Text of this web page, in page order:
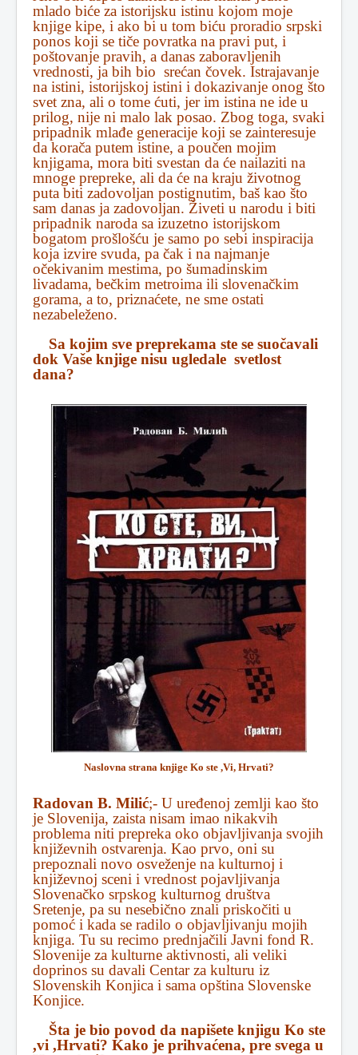
mlado biće za istorijsku istinu kojom moje
knjige kipe, i ako bi u tom biću proradio srpski
ponos koji se tiče povratka na pravi put, i
poštovanje pravih, a danas zaboravljenih
vrednosti, ja bih bio srećan čovek. Istrajavanje
na istini, istorijskoj istini i dokazivanje onog što
svet zna, ali o tome ćuti, jer im istina ne ide u
prilog, nije ni malo lak posao. Zbog toga, svaki
pripadnik mlađe generacije koji se zainteresuje
da korača putem istine, a poučen mojim
knjigama, mora biti svestan da će nailaziti na
mnoge prepreke, ali da će na kraju životnog
puta biti zadovoljan postignutim, baš kao što
sam danas ja zadovoljan. Živeti u narodu i biti
pripadnik naroda sa izuzetno istorijskom
bogatom prošlošću je samo po sebi inspiracija
koja izvire svuda, pa čak i na najmanje
očekivanim mestima, po šumadinskim
livadama, bečkim metroima ili slovenačkim
gorama, a to, priznaćete, ne sme ostati
nezabeleženo.
Sa kojim sve preprekama ste se suočavali
dok Vaše knjige nisu ugledale svetlost
dana?
Naslovna strana knjige Ko ste ,Vi, Hrvati?
Radovan B. Milić;- U uređenoj zemlji kao što
je Slovenija, zaista nisam imao nikakvih
problema niti prepreka oko objavljivanja svojih
književnih ostvarenja. Kao prvo, oni su
prepoznali novo osveženje na kulturnoj i
književnoj sceni i vrednost pojavljivanja
Slovenačko srpskog kulturnog društva
Sretenje, pa su nesebično znali priskočiti u
pomoć i kada se radilo o objavljivanju mojih
knjiga. Tu su recimo prednjačili Javni fond R.
Slovenije za kulturne aktivnosti, ali veliki
doprinos su davali Centar za kulturu iz
Slovenskih Konjica i sama opština Slovenske
Konjice.
Šta je bio povod da napišete knjigu Ko ste
,vi ,Hrvati? Kako je prihvaćena, pre svega u